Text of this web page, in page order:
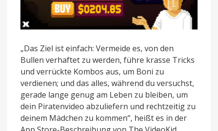
„Das Ziel ist einfach: Vermeide es, von den
Bullen verhaftet zu werden, führe krasse Tricks
und verrückte Kombos aus, um Boni zu
verdienen; und das alles, während du versuchst,
gerade lange genug am Leben zu bleiben, um
dein Piratenvideo abzuliefern und rechtzeitig zu
deinem Mädchen zu kommen“, heißt es in der